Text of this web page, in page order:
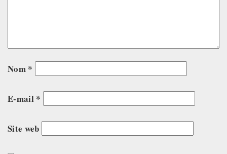
Nom *
E-mail *
Site web